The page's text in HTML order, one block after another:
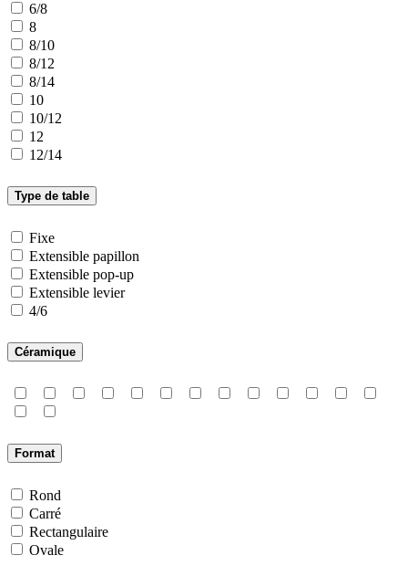
6/8
8
8/10
8/12
8/14
10
10/12
12
12/14
Type de table
Fixe
Extensible papillon
Extensible pop-up
Extensible levier
4/6
Céramique
Format
Rond
Carré
Rectangulaire
Ovale